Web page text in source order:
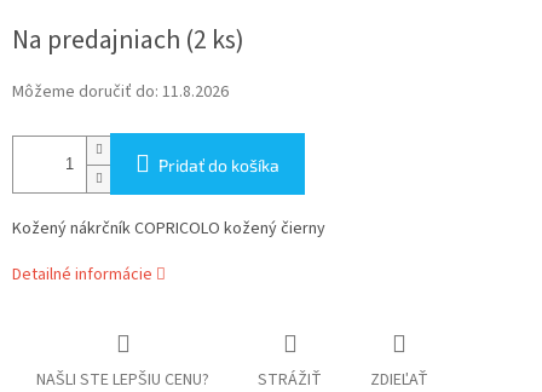
Na predajniach (2 ks)
Môžeme doručiť do: 11.8.2026
Pridať do košíka
Kožený nákrčník COPRICOLO kožený čierny
Detailné informácie
NAŠLI STE LEPŠIU CENU? STRÁŽIŤ ZDIEĽAŤ